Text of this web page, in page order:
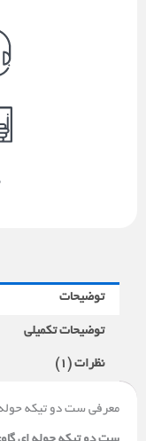
توضیحات
توضیحات تکمیلی
نظرات (1)
معرفی ست دو تیکه حوله